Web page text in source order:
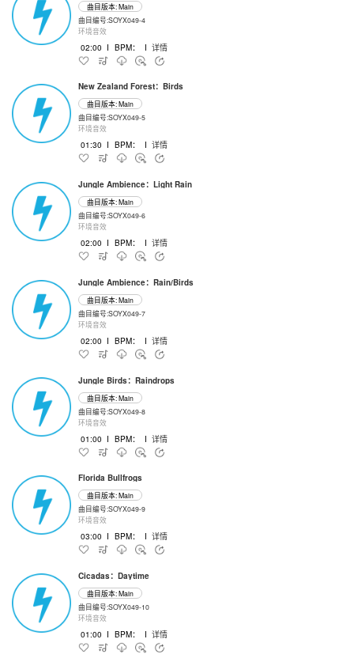
曲目版本: Main
曲目编号:SOYX049-4
环境音效
02:00 I BPM： I 详情
New Zealand Forest：Birds
曲目版本: Main
曲目编号:SOYX049-5
环境音效
01:30 I BPM： I 详情
Jungle Ambience：Light Rain
曲目版本: Main
曲目编号:SOYX049-6
环境音效
02:00 I BPM： I 详情
Jungle Ambience：Rain/Birds
曲目版本: Main
曲目编号:SOYX049-7
环境音效
02:00 I BPM： I 详情
Jungle Birds：Raindrops
曲目版本: Main
曲目编号:SOYX049-8
环境音效
01:00 I BPM： I 详情
Florida Bullfrogs
曲目版本: Main
曲目编号:SOYX049-9
环境音效
03:00 I BPM： I 详情
Cicadas：Daytime
曲目版本: Main
曲目编号:SOYX049-10
环境音效
01:00 I BPM： I 详情